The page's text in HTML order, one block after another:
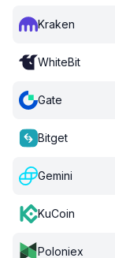
Kraken
WhiteBit
Gate
Bitget
Gemini
KuCoin
Poloniex